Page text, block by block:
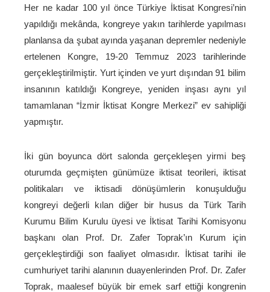
Her ne kadar 100 yıl önce Türkiye İktisat Kongresi’nin
yapıldığı mekânda, kongreye yakın tarihlerde yapılması
planlansa da şubat ayında yaşanan depremler nedeniyle
ertelenen Kongre, 19-20 Temmuz 2023 tarihlerinde
gerçekleştirilmiştir. Yurt içinden ve yurt dışından 91 bilim
insanının katıldığı Kongreye, yeniden inşası aynı yıl
tamamlanan “İzmir İktisat Kongre Merkezi” ev sahipliği
yapmıştır.
İki gün boyunca dört salonda gerçekleşen yirmi beş
oturumda geçmişten günümüze iktisat teorileri, iktisat
politikaları ve iktisadi dönüşümlerin konuşulduğu
kongreyi değerli kılan diğer bir husus da Türk Tarih
Kurumu Bilim Kurulu üyesi ve İktisat Tarihi Komisyonu
başkanı olan Prof. Dr. Zafer Toprak’ın Kurum için
gerçekleştirdiği son faaliyet olmasıdır. İktisat tarihi ile
cumhuriyet tarihi alanının duayenlerinden Prof. Dr. Zafer
Toprak, maalesef büyük bir emek sarf ettiği kongrenin